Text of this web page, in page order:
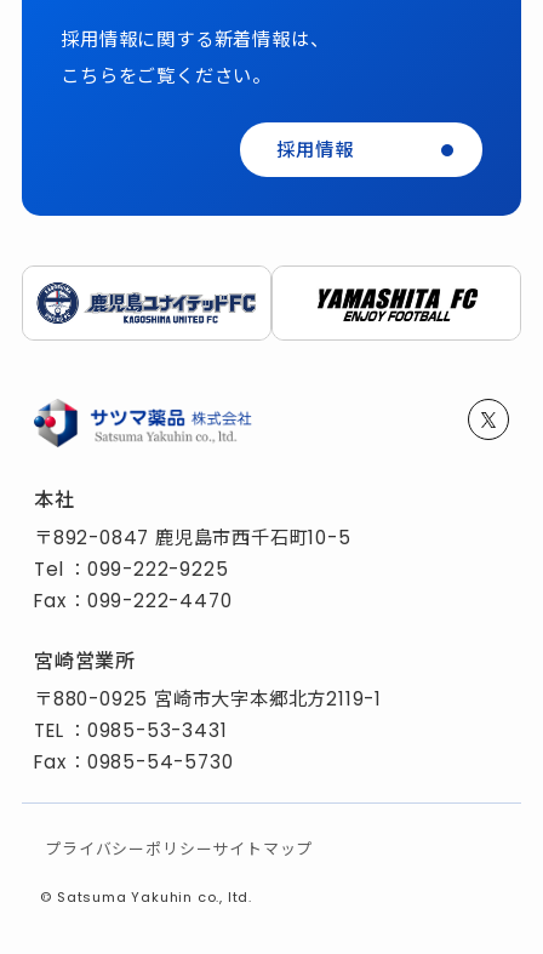
採用情報に関する新着情報は、
こちらをご覧ください。
採用情報
本社
〒892-0847 鹿児島市西千石町10-5
Tel ： 099-222-9225
Fax ：099-222-4470
宮崎営業所
〒880-0925 宮崎市大字本郷北方2119-1
TEL ： 0985-53-3431
Fax ：0985-54-5730
プライバシーポリシーサイトマップ
© Satsuma Yakuhin co., ltd.